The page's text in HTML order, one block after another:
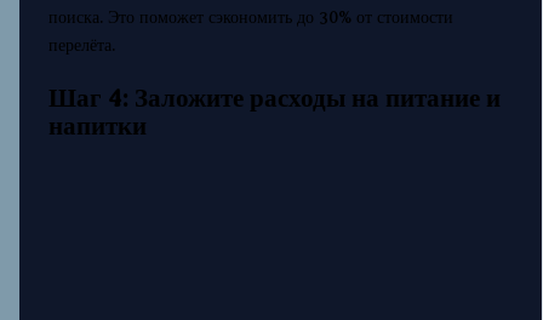
поиска. Это поможет сэкономить до 30% от стоимости
перелёта.
Шаг 4: Заложите расходы на питание и
напитки